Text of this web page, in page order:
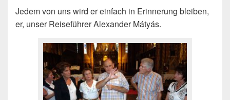
Jedem von uns wird er einfach in Erinnerung bleiben,
er, unser Reiseführer Alexander Mátyás.